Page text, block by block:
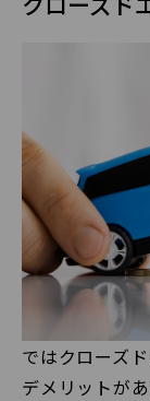
ではクローズ
デメリットが